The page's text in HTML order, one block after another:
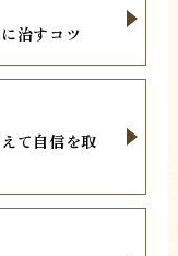
治すコツ
て自信を取